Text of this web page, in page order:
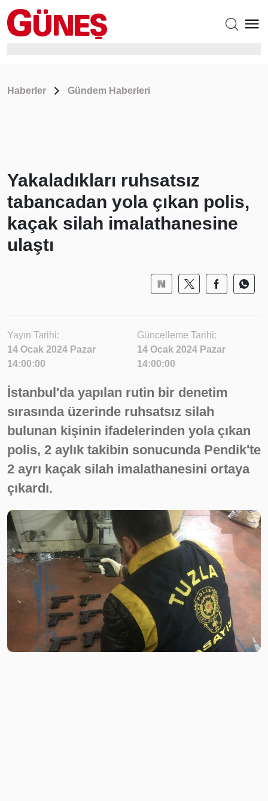
Haberler Gündem Haberleri
Yakaladıkları ruhsatsız
tabancadan yola çıkan polis,
kaçak silah imalathanesine
ulaştı
Yayın Tarihi:
14 Ocak 2024 Pazar
14:00:00
Güncelleme Tarihi:
14 Ocak 2024 Pazar
14:00:00
İstanbul'da yapılan rutin bir denetim
sırasında üzerinde ruhsatsız silah
bulunan kişinin ifadelerinden yola çıkan
polis, 2 aylık takibin sonucunda Pendik'te
2 ayrı kaçak silah imalathanesini ortaya
çıkardı.